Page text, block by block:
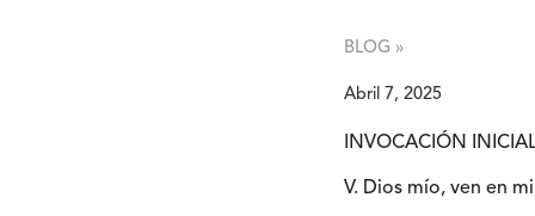
BLOG »
Abril 7, 2025
INVOCACIÓN
V. Dios mío, ven en